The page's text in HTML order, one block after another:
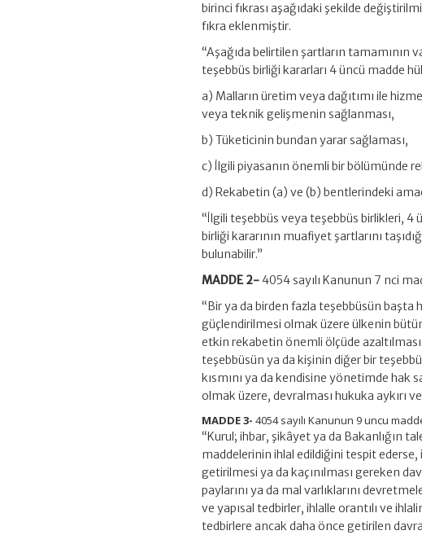
birinci fıkrası aşağıdaki şekilde
fıkra eklenmiştir.
“Aşağıda belirtilen şartların tamamının
teşebbüs birliği kararları 4 üncü madde
a) Malların üretim veya dağıtımı ile
veya teknik gelişmenin sağlanması,
b) Tüketicinin bundan yarar sağlaması,
c) İlgili piyasanın önemli bir bölümünde
d) Rekabetin (a) ve (b) bentlerindeki
“İlgili teşebbüs veya teşebbüs birlikleri,
birliği kararının muafiyet şartlarını
bulunabilir.”
MADDE 2- 4054 sayılı Kanunun 7 nci
“Bir ya da birden fazla teşebbüsün
güçlendirilmesi olmak üzere ülkenin
etkin rekabetin önemli ölçüde
teşebbüsün ya da kişinin diğer bir
kısmını ya da kendisine yönetimde hak
olmak üzere, devralması hukuka aykırı
MADDE 3- 4054 sayılı Kanunun 9 uncu
“Kurul; ihbar, şikâyet ya da Bakanlığın
maddelerinin ihlal edildiğini tespit
getirilmesi ya da kaçınılması gereken
paylarını ya da mal varlıklarını
ve yapısal tedbirler, ihlalle orantılı ve
tedbirlere ancak daha önce getirilen